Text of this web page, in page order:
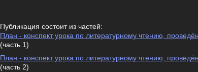
Публикация состоит из частей:
План - конспект урока по литературному чтению,
(часть 1)
План - конспект урока по литературному чтению,
(часть 2)